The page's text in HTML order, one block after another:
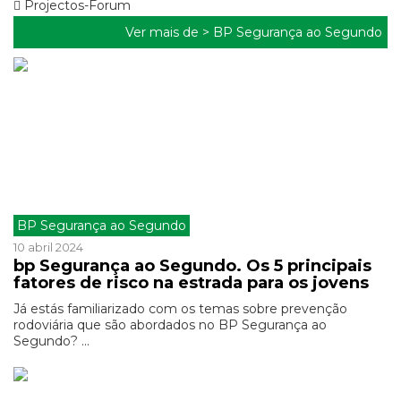
Projectos-Forum
Ver mais de > BP Segurança ao Segundo
BP Segurança ao Segundo
10 abril 2024
bp Segurança ao Segundo. Os 5 principais
fatores de risco na estrada para os jovens
Já estás familiarizado com os temas sobre prevenção
rodoviária que são abordados no BP Segurança ao
Segundo? ...